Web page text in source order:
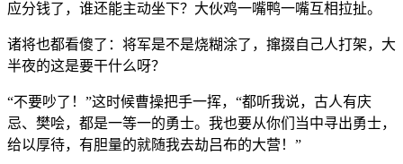
应分钱了，谁还能主动坐下？大伙鸡一嘴鸭一嘴互相拉扯。
诸将也都看傻了：将军是不是烧糊涂了，撺掇自己人打架，大
半夜的这是要干什么呀？
“不要吵了！”这时候曹操把手一挥，“都听我说，古人有庆
忌、樊哙，都是一等一的勇士。我也要从你们当中寻出勇士，
给以厚待，有胆量的就随我去劫吕布的大营！”